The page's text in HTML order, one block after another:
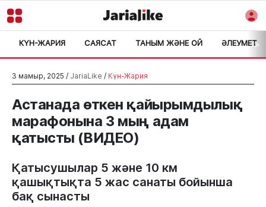
КҮН-ЖАРИЯ САЯСАТ ТАНЫМ ЖӘНЕ ОЙ ӘЛЕУМЕТ>
3 мамыр, 2025 / JariaLike / Күн-Жария
Астанада өткен қайырымдылық
марафонына 3 мың адам
қатысты (ВИДЕО)
Қатысушылар 5 және 10 км
қашықтықта 5 жас санаты бойынша
бақ сынасты